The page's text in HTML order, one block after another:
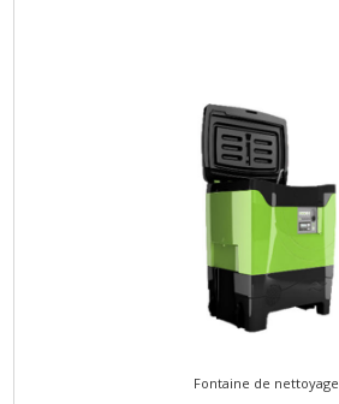
Fontaine de nettoyage